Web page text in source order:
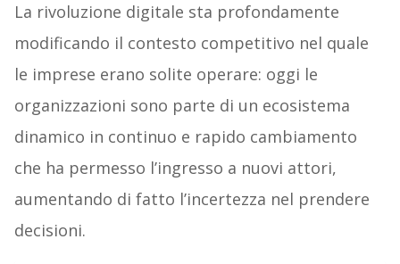
La rivoluzione digitale sta profondamente
modificando il contesto competitivo nel quale
le imprese erano solite operare: oggi le
organizzazioni sono parte di un ecosistema
dinamico in continuo e rapido cambiamento
che ha permesso l’ingresso a nuovi attori,
aumentando di fatto l’incertezza nel prendere
decisioni.